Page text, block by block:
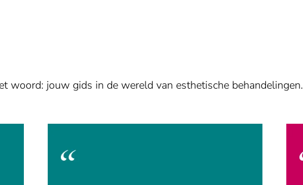
woord: jouw gids in de wereld van esthetische behandelingen.